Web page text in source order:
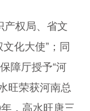
权局、省文
化大使”；同
障厅授予“河
旺荣获河南总
，高水旺唐三